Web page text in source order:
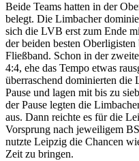
Beide Teams hatten in der
belegt. Die Limbacher
sich die LVB erst zum Ende
der beiden besten
Fließband. Schon in der
4:4, ehe das Tempo etwas
überraschend dominierten die
Pause und lagen mit bis zu
der Pause legten die
aus. Dann reichte es für die
Vorsprung nach jeweiligem
nutzte Leipzig die Chancen
Zeit zu bringen.